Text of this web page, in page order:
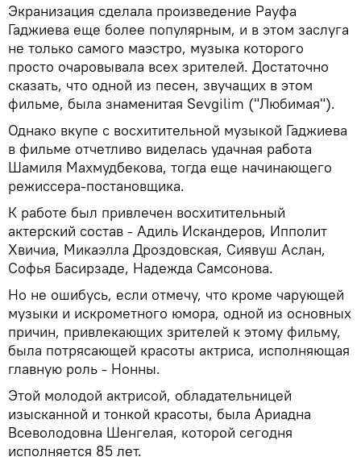
Экранизация сделала произведение Рауфа
Гаджиева еще более популярным, и в этом заслуга
не только самого маэстро, музыка которого
просто очаровывала всех зрителей. Достаточно
сказать, что одной из песен, звучащих в этом
фильме, была знаменитая Sevgilim ("Любимая").
Однако вкупе с восхитительной музыкой Гаджиева
в фильме отчетливо виделась удачная работа
Шамиля Махмудбекова, тогда еще начинающего
режиссера-постановщика.
К работе был привлечен восхитительный
актерский состав - Адиль Искандеров, Ипполит
Хвичиа, Микаэлла Дроздовская, Сиявуш Аслан,
Софья Басирзаде, Надежда Самсонова.
Но не ошибусь, если отмечу, что кроме чарующей
музыки и искрометного юмора, одной из основных
причин, привлекающих зрителей к этому фильму,
была потрясающей красоты актриса, исполняющая
главную роль - Нонны.
Этой молодой актрисой, обладательницей
изысканной и тонкой красоты, была Ариадна
Всеволодовна Шенгелая, которой сегодня
исполняется 85 лет.